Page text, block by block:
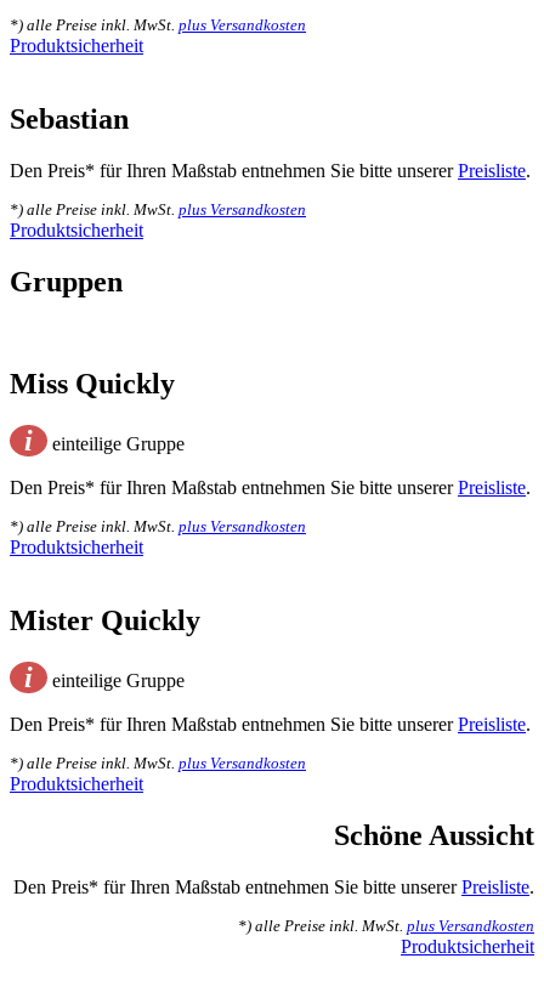
*) alle Preise inkl. MwSt. plus Versandkosten
Produktsicherheit
Sebastian
Den Preis* für Ihren Maßstab entnehmen Sie bitte unsererPreisliste.
*) alle Preise inkl. MwSt. plus Versandkosten
Produktsicherheit
Gruppen
Miss Quickly
i einteilige Gruppe
Den Preis* für Ihren Maßstab entnehmen Sie bitte unsererPreisliste.
*) alle Preise inkl. MwSt. plus Versandkosten
Produktsicherheit
Mister Quickly
i einteilige Gruppe
Den Preis* für Ihren Maßstab entnehmen Sie bitte unsererPreisliste.
*) alle Preise inkl. MwSt. plus Versandkosten
Produktsicherheit
Schöne Aussicht
Den Preis* für Ihren Maßstab entnehmen Sie bitte unsererPreisliste.
*) alle Preise inkl. MwSt. plus Versandkosten
Produktsicherheit